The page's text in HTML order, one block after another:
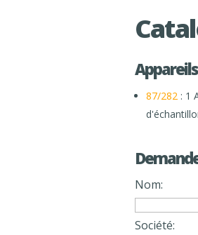
87/282 : 1
Nom:
Société: